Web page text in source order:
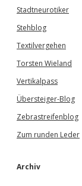
Stadtneurotiker
Stehblog
Textilvergehen
Torsten Wieland
Vertikalpass
Übersteiger-Blog
Zebrastreifenblog
Zum runden Leder
Archiv